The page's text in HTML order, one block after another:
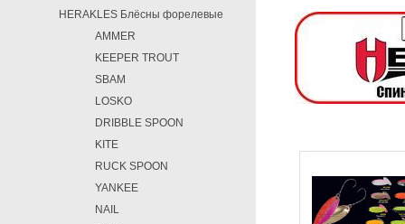
HERAKLES Блёсны форелевые
AMMER
KEEPER TROUT
SBAM
LOSKO
DRIBBLE SPOON
KITE
RUCK SPOON
YANKEE
NAIL